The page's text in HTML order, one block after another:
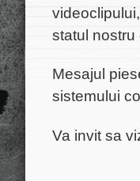
statul nostru
Mesajul
sistemului
Va invit sa